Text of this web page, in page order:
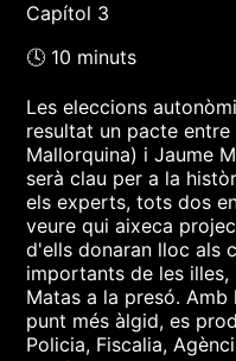
Capítol 3
🕓 10 minuts
Les eleccions
resultat un pacte
Mallorquina) i Jaume
serà clau per a la
els experts, tots dos
veure qui aixeca
d'ells donaran lloc als
importants de les illes,
Matas a la presó.
punt més àlgid, es
Policia, Fiscalia,